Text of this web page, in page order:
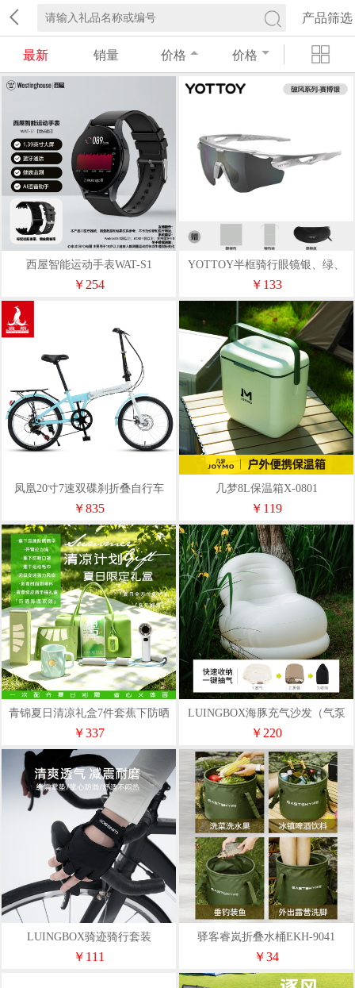
产品筛选
最新 销量 价格 价格
西屋智能运动手表WAT-S1
￥254
YOTTOY半框骑行眼镜银、绿、
蓝
￥133
凤凰20寸7速双碟刹折叠自行车
（辐条轮）优雅3.0
￥835
几梦8L保温箱X-0801
￥119
青锦夏日清凉礼盒7件套蕉下防晒
风扇员工福利端午伴手礼企业定制
￥337
LUINGBOX海豚充气沙发（气泵
款）LB15140103
￥220
LUINGBOX骑迹骑行套装
LB20250617
￥111
驿客睿岚折叠水桶EKH-9041
￥34